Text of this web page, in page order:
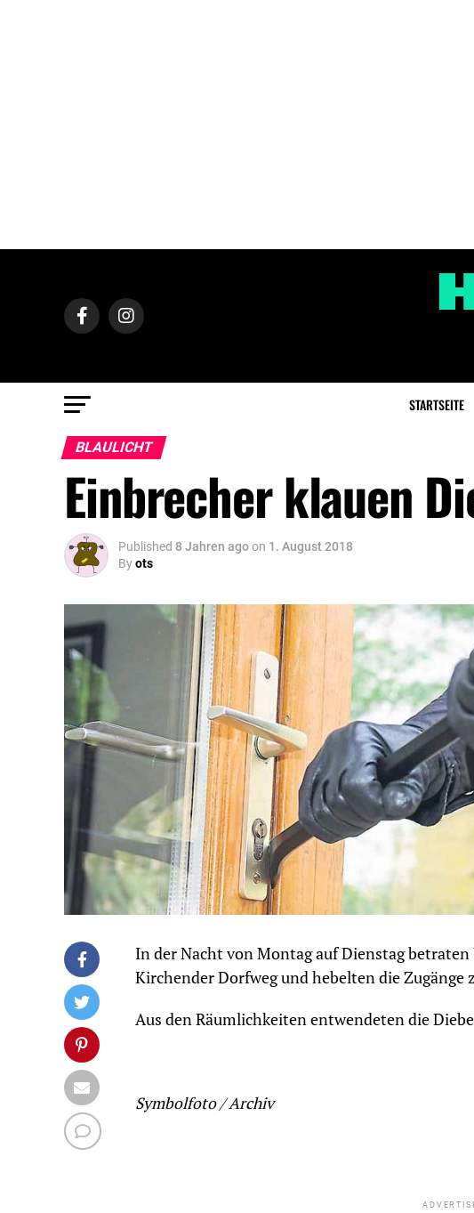
STARTSEITE
BLAULICHT
Einbrecher klauen
Published 8 Jahren agoon 1. August 2018
Byots
In der Nacht von Montag auf Dienstag
Kirchender Dorfweg und hebelten die Zugänge
Aus den Räumlichkeiten entwendeten die
Symbolfoto / Archiv